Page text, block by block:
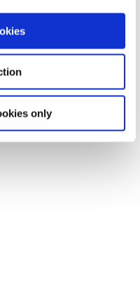
only
인정보 보호정책